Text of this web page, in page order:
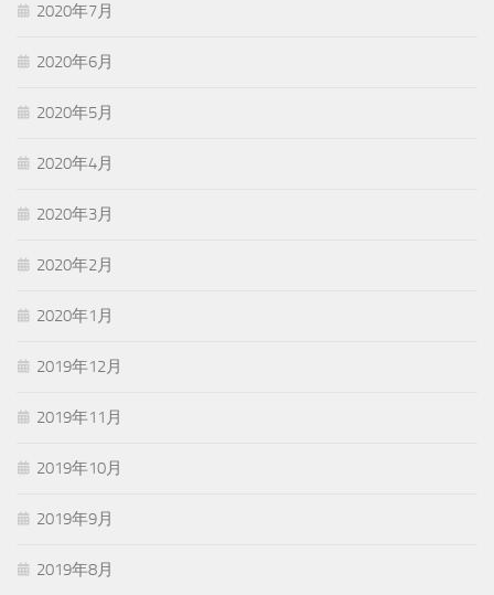
2020年7月
2020年6月
2020年5月
2020年4月
2020年3月
2020年2月
2020年1月
2019年12月
2019年11月
2019年10月
2019年9月
2019年8月